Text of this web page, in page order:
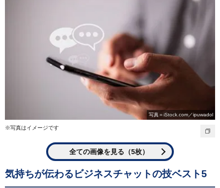
写真＝iStock.com／ipuwadol
※写真はイメージです
全ての画像を見る（5枚）
気持ちが伝わるビジネスチャットの技ベスト5